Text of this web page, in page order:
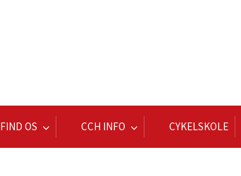
FIND OS CCH INFO CYKELSKOLE